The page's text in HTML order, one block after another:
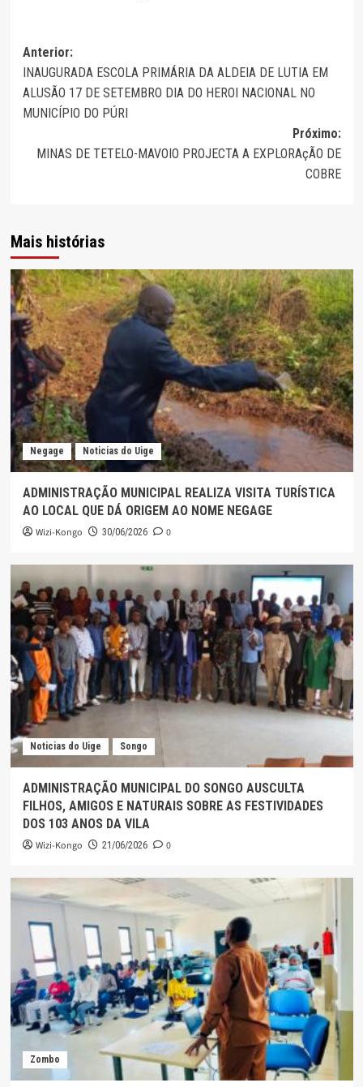
Navegação
de
artigos
Anterior:
INAUGURADA ESCOLA PRIMÁRIA DA ALDEIA DE LUTIA EM
ALUSÃO 17 DE SETEMBRO DIA DO HEROI NACIONAL NO
MUNICÍPIO DO PÚRI
Próximo:
MINAS DE TETELO-MAVOIO PROJECTA A EXPLORAçÃO DE
COBRE
Mais histórias
Negage Noticias do Uige
ADMINISTRAÇÃO MUNICIPAL REALIZA VISITA TURÍSTICA
AO LOCAL QUE DÁ ORIGEM AO NOME NEGAGE
Wizi-Kongo 30/06/2026 0
Noticias do Uige Songo
ADMINISTRAÇÃO MUNICIPAL DO SONGO AUSCULTA
FILHOS, AMIGOS E NATURAIS SOBRE AS FESTIVIDADES
DOS 103 ANOS DA VILA
Wizi-Kongo 21/06/2026 0
Zombo